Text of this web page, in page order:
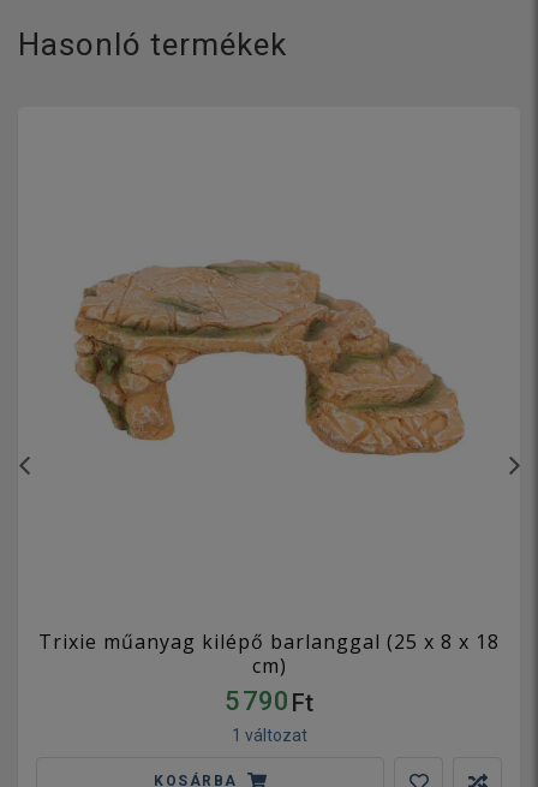
Hasonló termékek
Trixie műanyag kilépő barlanggal (25 x 8 x 18
cm)
5 790 Ft
1 változat
KOSÁRBA